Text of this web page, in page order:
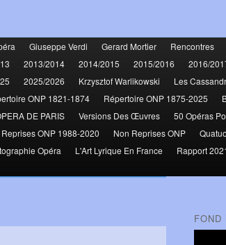
Giuseppe Verdi Gerard Mortier Rencontres
2013/2014 2014/2015 2015/2016 2016/
2025/2026 Krzysztof Warlikowski Les
ONP 1821-1874 Répertoire ONP 1875-2025
DE PARIS Versions Des Œuvres 50 Opéras
Reprises ONP 1988-2020 Non Reprises ONP
Opéra L'Art Lyrique En France Rapport
FOND